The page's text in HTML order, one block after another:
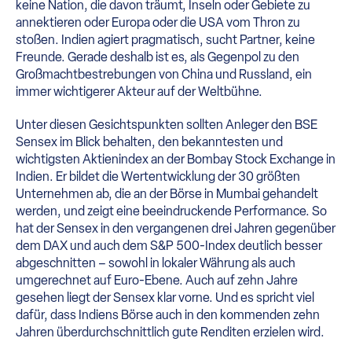
keine Nation, die davon träumt, Inseln oder Gebiete zu
annektieren oder Europa oder die USA vom Thron zu
stoßen. Indien agiert pragmatisch, sucht Partner, keine
Freunde. Gerade deshalb ist es, als Gegenpol zu den
Großmachtbestrebungen von China und Russland, ein
immer wichtigerer Akteur auf der Weltbühne.
Unter diesen Gesichtspunkten sollten Anleger den BSE
Sensex im Blick behalten, den bekanntesten und
wichtigsten Aktienindex an der Bombay Stock Exchange in
Indien. Er bildet die Wertentwicklung der 30 größten
Unternehmen ab, die an der Börse in Mumbai gehandelt
werden, und zeigt eine beeindruckende Performance. So
hat der Sensex in den vergangenen drei Jahren gegenüber
dem DAX und auch dem S&P 500-Index deutlich besser
abgeschnitten – sowohl in lokaler Währung als auch
umgerechnet auf Euro-Ebene. Auch auf zehn Jahre
gesehen liegt der Sensex klar vorne. Und es spricht viel
dafür, dass Indiens Börse auch in den kommenden zehn
Jahren überdurchschnittlich gute Renditen erzielen wird.